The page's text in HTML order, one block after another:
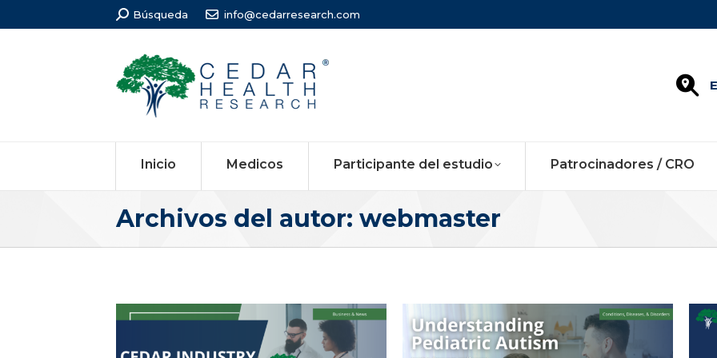
Búsqueda:
Búsqueda info@cedarresearch.com
Inicio Medicos Participante del estudio Patrocinadores / CRO
Archivos del autor: webmaster